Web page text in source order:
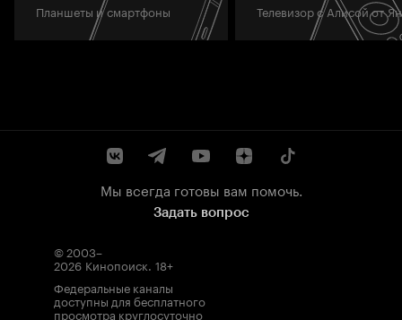
Планшеты и смартфоны Телевизор с Алисой от
Мы всегда готовы вам помочь.
Задать вопрос
© 2003–
2026 Кинопоиск. 18+
Федеральные каналы
доступны для бесплатного
просмотра круглосуточно